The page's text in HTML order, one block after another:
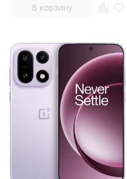
В корзину